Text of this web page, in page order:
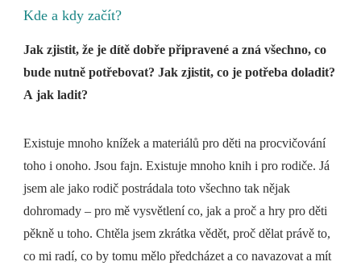
Kde a kdy začít?
Jak zjistit, že je dítě dobře připravené a zná všechno, co
bude nutně potřebovat? Jak zjistit, co je potřeba doladit?
A jak ladit?
Existuje mnoho knížek a materiálů pro děti na procvičování
toho i onoho. Jsou fajn. Existuje mnoho knih i pro rodiče. Já
jsem ale jako rodič postrádala toto všechno tak nějak
dohromady – pro mě vysvětlení co, jak a proč a hry pro děti
pěkně u toho. Chtěla jsem zkrátka vědět, proč dělat právě to,
co mi radí, co by tomu mělo předcházet a co navazovat a mít